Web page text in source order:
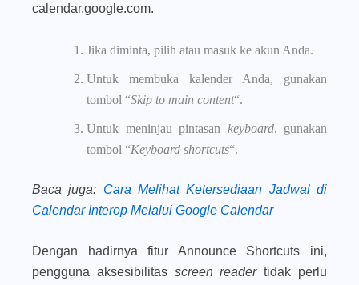
calendar.google.com.
Jika diminta, pilih atau masuk ke akun Anda.
Untuk membuka kalender Anda, gunakan
tombol “Skip to main content“.
Untuk meninjau pintasan keyboard, gunakan
tombol “Keyboard shortcuts“.
Baca juga: Cara Melihat Ketersediaan Jadwal di
Calendar Interop Melalui Google Calendar
Dengan hadirnya fitur Announce Shortcuts ini,
pengguna aksesibilitas screen readertidak perlu